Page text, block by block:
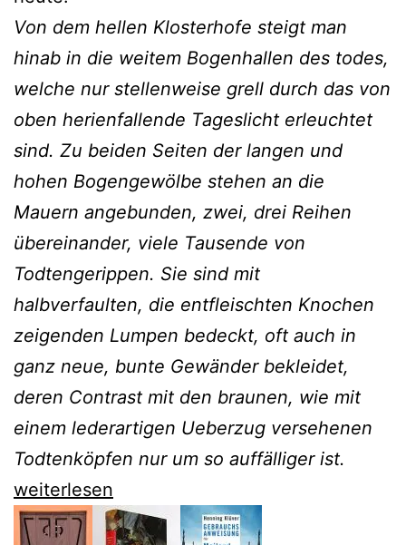
Von dem hellen Klosterhofe steigt man
hinab in die weitem Bogenhallen des todes,
welche nur stellenweise grell durch das von
oben herienfallende Tageslicht erleuchtet
sind. Zu beiden Seiten der langen und
hohen Bogengewölbe stehen an die
Mauern angebunden, zwei, drei Reihen
übereinander, viele Tausende von
Todtengerippen. Sie sind mit
halbverfaulten, die entfleischten Knochen
zeigenden Lumpen bedeckt, oft auch in
ganz neue, bunte Gewänder bekleidet,
deren Contrast mit den braunen, wie mit
einem lederartigen Ueberzug versehenen
Todtenköpfen nur um so auffälliger ist.
Mit
Andreas
weiterlesen